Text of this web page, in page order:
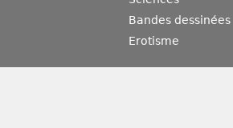
Bandes dessinées
Erotisme